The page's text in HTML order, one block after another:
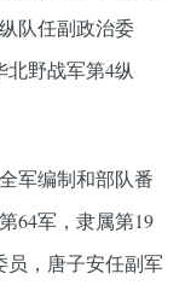
队任副政治委
北野战军第4纵
军编制和部队番
64军，隶属第19
员，唐子安任副军